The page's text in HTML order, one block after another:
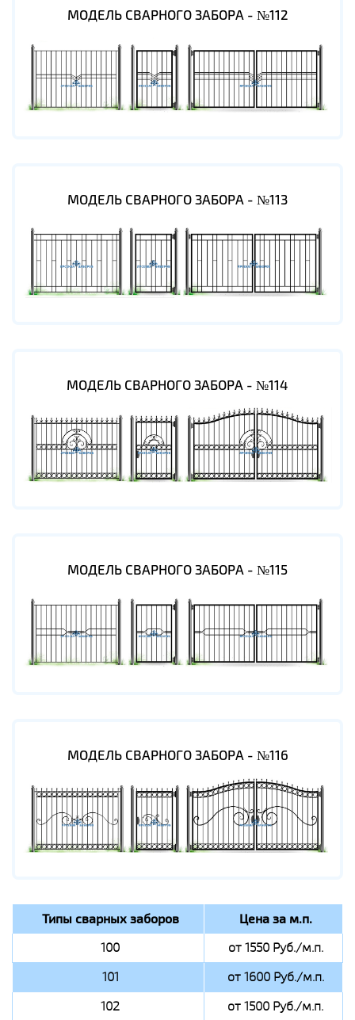
МОДЕЛЬ СВАРНОГО ЗАБОРА - №112
МОДЕЛЬ СВАРНОГО ЗАБОРА - №113
МОДЕЛЬ СВАРНОГО ЗАБОРА - №114
МОДЕЛЬ СВАРНОГО ЗАБОРА - №115
МОДЕЛЬ СВАРНОГО ЗАБОРА - №116
Типы сварных заборов Цена за м.п.
100
от 1550 Руб./м.п.
101
от 1600 Руб./м.п.
102
от 1500 Руб./м.п.